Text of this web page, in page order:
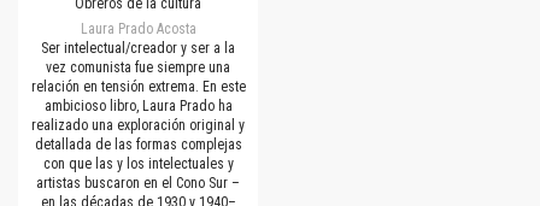
Laura Prado Acosta
Ser intelectual/creador y ser a la
vez comunista fue siempre una
relación en tensión extrema. En este
ambicioso libro, Laura Prado ha
realizado una exploración original y
detallada de las formas complejas
con que las y los intelectuales y
artistas buscaron en el Cono Sur –
en las décadas de 1930 y 1940–